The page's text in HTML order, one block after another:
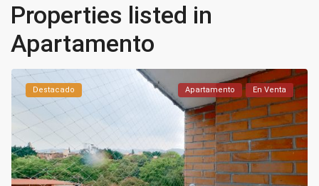
Properties listed in
Apartamento
Destacado Apartamento En Venta